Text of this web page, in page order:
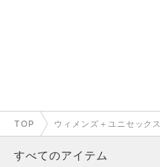
TOP ウィメンズ＋ユニセックス
すべてのアイテム